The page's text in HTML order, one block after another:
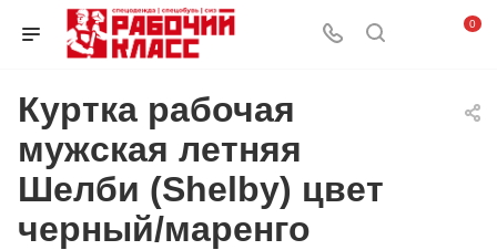
0
Куртка рабочая
мужская летняя
Шелби (Shelby) цвет
черный/маренго